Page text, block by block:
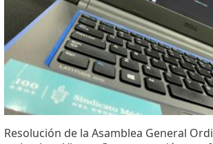
Resolución de la Asamblea General